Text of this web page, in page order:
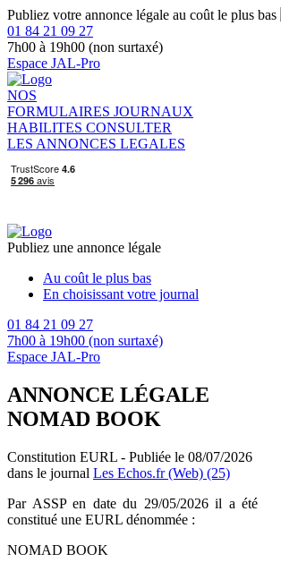
Publiez votre annonce légale au coût le plus bas
01 84 21 09 27
7h00 à 19h00 (non surtaxé)
Espace JAL-Pro
NOS
FORMULAIRES JOURNAUX
HABILITES CONSULTER
LES ANNONCES LEGALES
Publiez une annonce légale
Au coût le plus bas
En choisissant votre journal
01 84 21 09 27
7h00 à 19h00 (non surtaxé)
Espace JAL-Pro
ANNONCE LÉGALE
NOMAD BOOK
Constitution EURL - Publiée le 08/07/2026
dans le journal Les Echos.fr (Web) (25)
Par ASSP en date du 29/05/2026 il a été
constitué une EURL dénommée :
NOMAD BOOK